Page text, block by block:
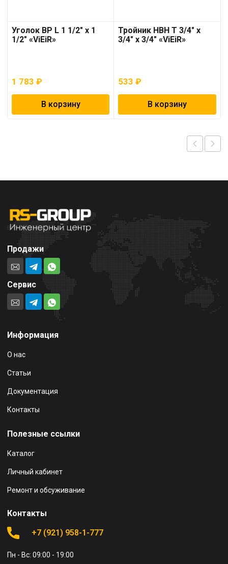
Уголок ВР L 1 1/2″ х 1
1/2″ «ViEiR»
1 783 ₽
В корзину
Тройник НВН T 3/4″ х
3/4″ х 3/4″ «ViEiR»
533₽
В корзину
Продажи
Сервис
Информация
О нас
Статьи
Документация
Контакты
Полезные ссылки
Каталог
Личный кабинет
Ремонт и обсуживание
Контакты
+7 (921) 958-1-777
Пн - Вс: 09:00 - 19:00